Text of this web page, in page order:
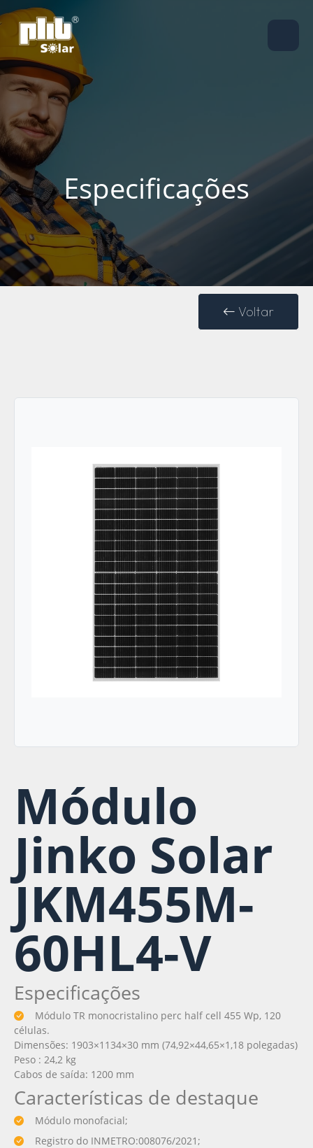
Especificações
Voltar
Módulo
Jinko Solar
JKM455M-
60HL4-V
Especificações
Módulo TR monocristalino perc half cell 455 Wp, 120
células.
Dimensões: 1903×1134×30 mm (74,92×44,65×1,18 polegadas)
Peso : 24,2 kg
Cabos de saída: 1200 mm
Características de destaque
Módulo monofacial;
Registro do INMETRO:008076/2021;